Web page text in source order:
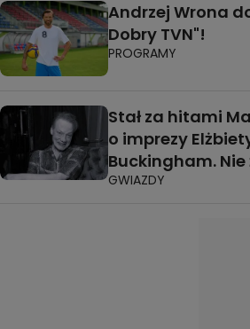
Andrzej Wrona
Dobry TVN"!
PROGRAMY
Stał za hitami
o imprezy
Buckingham.
GWIAZDY